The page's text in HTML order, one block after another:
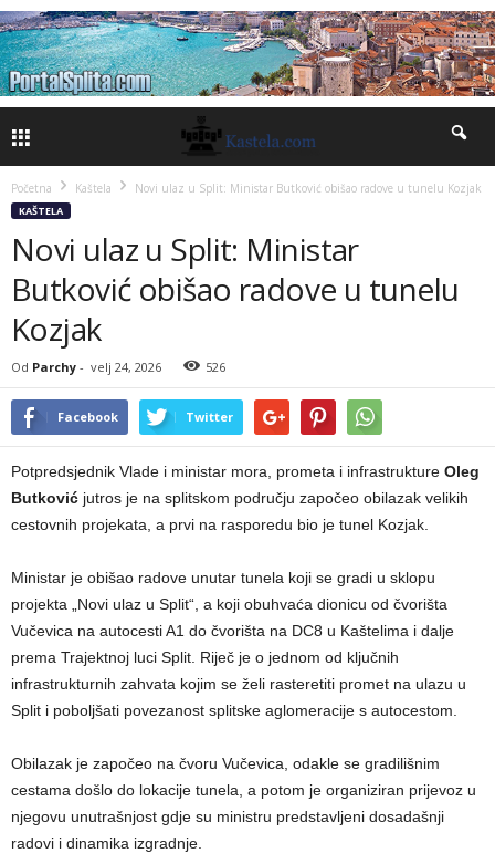
Početna Kaštela Novi ulaz u Split: Ministar Butković obišao radove u tunelu Kozjak
KAŠTELA
Novi ulaz u Split: Ministar
Butković obišao radove u tunelu
Kozjak
Od Parchy - velj 24, 2026 526
Facebook Twitter
Potpredsjednik Vlade i ministar mora, prometa i infrastrukture Oleg
Butković jutros je na splitskom području započeo obilazak velikih
cestovnih projekata, a prvi na rasporedu bio je tunel Kozjak.
Ministar je obišao radove unutar tunela koji se gradi u sklopu
projekta „Novi ulaz u Split“, a koji obuhvaća dionicu od čvorišta
Vučevica na autocesti A1 do čvorišta na DC8 u Kaštelima i dalje
prema Trajektnoj luci Split. Riječ je o jednom od ključnih
infrastrukturnih zahvata kojim se želi rasteretiti promet na ulazu u
Split i poboljšati povezanost splitske aglomeracije s autocestom.
Obilazak je započeo na čvoru Vučevica, odakle se gradilišnim
cestama došlo do lokacije tunela, a potom je organiziran prijevoz u
njegovu unutrašnjost gdje su ministru predstavljeni dosadašnji
radovi i dinamika izgradnje.